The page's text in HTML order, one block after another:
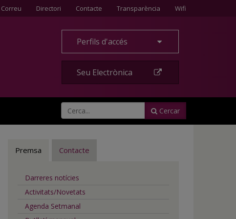
Correu Directori Contacte
Contacte Transparència Wifi
Perfils d'accés
Seu Electrònica
Cercar
Premsa Contacte
Darreres notícies
Activitats/Novetats
Agenda Setmanal